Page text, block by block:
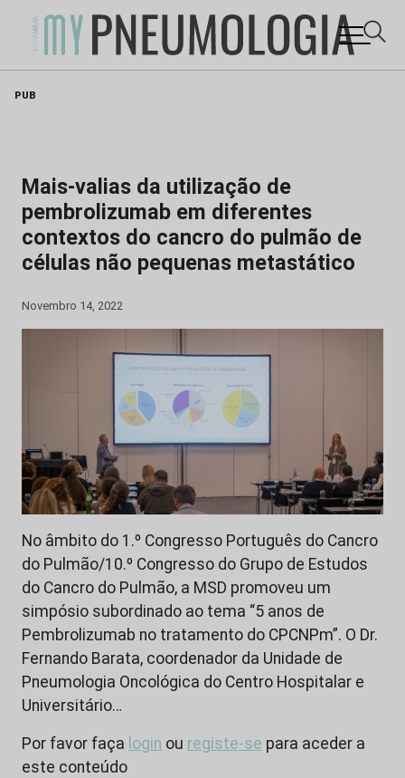
PUB
Mais-valias da utilização de
pembrolizumab em diferentes
contextos do cancro do pulmão de
células não pequenas metastático
Novembro 14, 2022
No âmbito do 1.º Congresso Português do Cancro
do Pulmão/10.º Congresso do Grupo de Estudos
do Cancro do Pulmão, a MSD promoveu um
simpósio subordinado ao tema “5 anos de
Pembrolizumab no tratamento do CPCNPm”. O Dr.
Fernando Barata, coordenador da Unidade de
Pneumologia Oncológica do Centro Hospitalar e
Universitário…
Por favor faça login ou registe-se para aceder a
este conteúdo